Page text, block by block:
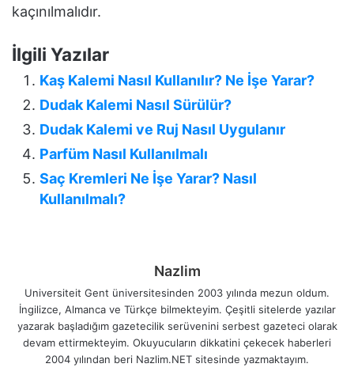
kaçınılmalıdır.
İlgili Yazılar
Kaş Kalemi Nasıl Kullanılır? Ne İşe Yarar?
Dudak Kalemi Nasıl Sürülür?
Dudak Kalemi ve Ruj Nasıl Uygulanır
Parfüm Nasıl Kullanılmalı
Saç Kremleri Ne İşe Yarar? Nasıl
Kullanılmalı?
Nazlim
Universiteit Gent üniversitesinden 2003 yılında mezun oldum.
İngilizce, Almanca ve Türkçe bilmekteyim. Çeşitli sitelerde yazılar
yazarak başladığım gazetecilik serüvenini serbest gazeteci olarak
devam ettirmekteyim. Okuyucuların dikkatini çekecek haberleri
2004 yılından beri Nazlim.NET sitesinde yazmaktayım.